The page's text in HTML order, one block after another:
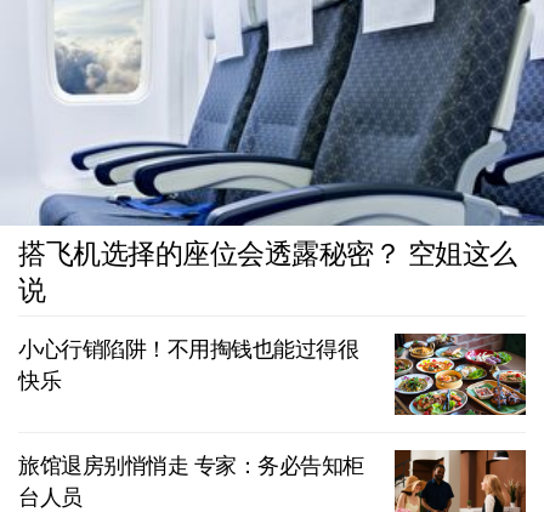
搭飞机选择的座位会透露秘密？ 空姐这么
说
小心行销陷阱！不用掏钱也能过得很
快乐
旅馆退房别悄悄走 专家：务必告知柜
台人员